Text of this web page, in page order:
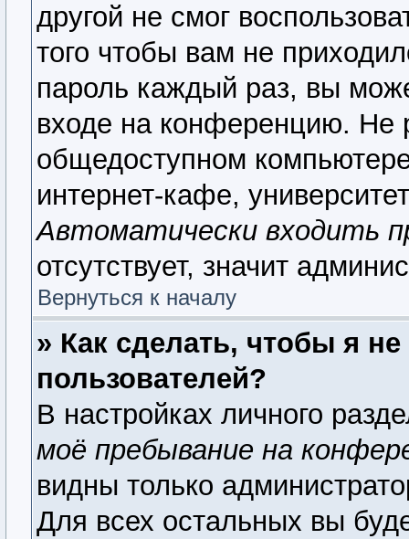
другой не смог
того чтобы вам не
пароль каждый раз, вы
входе на конференцию. Не
общедоступном
интернет-кафе,
Автоматически входить
отсутствует, значит
Вернуться к началу
» Как сделать, чтобы я
пользователей?
В настройках личного
моё пребывание на
видны только
Для всех остальных вы